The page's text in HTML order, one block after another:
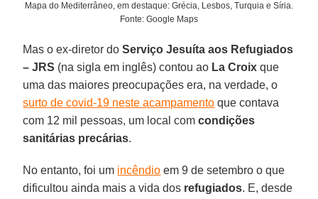
Mapa do Mediterrâneo, em destaque: Grécia, Lesbos, Turquia e Síria.
Fonte: Google Maps
Mas o ex-diretor doServiço Jesuíta aos Refugiados
– JRS (na sigla em inglês) contou ao La Croix que
uma das maiores preocupações era, na verdade, o
surto de covid-19 neste acampamento que contava
com 12 mil pessoas, um local comcondições
sanitárias precárias.
No entanto, foi um incêndio em 9 de setembro o que
dificultou ainda mais a vida dos refugiados. E, desde